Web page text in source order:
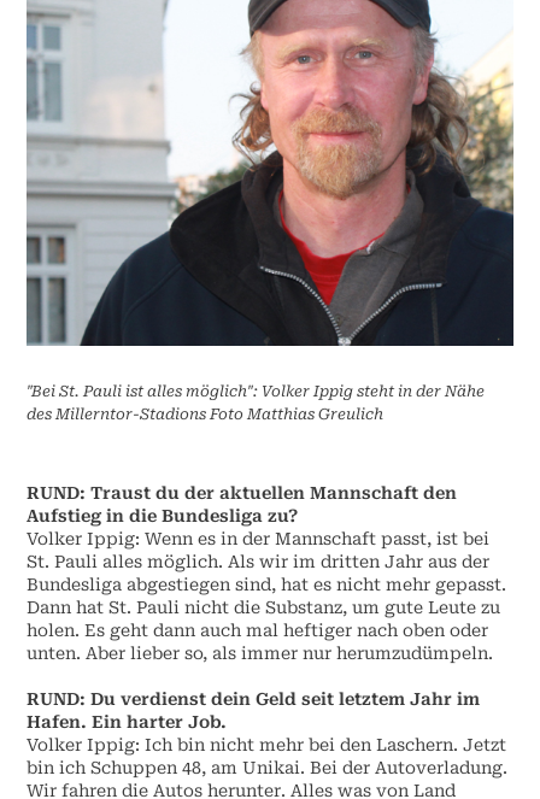
"Bei St. Pauli ist alles möglich": Volker Ippig steht in der Nähe
des Millerntor-Stadions Foto Matthias Greulich
RUND:Traust du der aktuellen Mannschaft den
Aufstieg in die Bundesliga zu?
Volker Ippig:Wenn es in der Mannschaft passt, ist bei
St. Pauli alles möglich. Als wir im dritten Jahr aus der
Bundesliga abgestiegen sind, hat es nicht mehr gepasst.
Dann hat St. Pauli nicht die Substanz, um gute Leute zu
holen. Es geht dann auch mal heftiger nach oben oder
unten. Aber lieber so, als immer nur herumzudümpeln.
RUND:Du verdienst dein Geld seit letztem Jahr im
Hafen. Ein harter Job.
Volker Ippig:Ich bin nicht mehr bei den Laschern. Jetzt
bin ich Schuppen 48, am Unikai. Bei der Autoverladung.
Wir fahren die Autos herunter. Alles was von Land